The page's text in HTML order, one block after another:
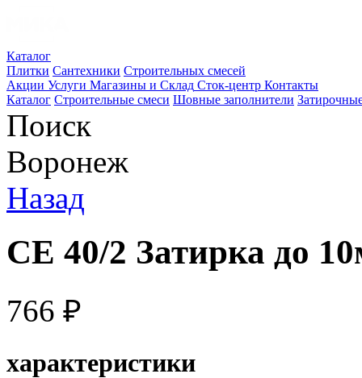
Каталог
Плитки Сантехники Строительных смесей
Акции Услуги Магазины и Склад Сток-центр Контакты
Каталог Строительные смеси Шовные заполнители
Поиск
Воронеж
Назад
СЕ 40/2 Затирка до
766 ₽
характеристики